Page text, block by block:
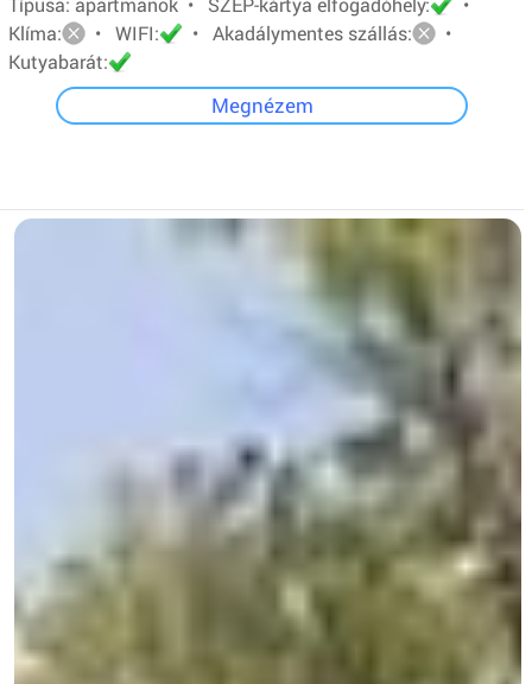
Klíma:
• WIFI: • Akadálymentes szállás:
•
Kutyabarát:
Megnézem